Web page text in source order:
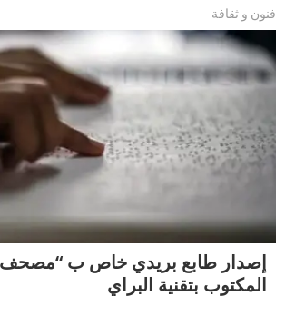
فنون و ثقافة
إصدار طابع بريدي خاص ب “مصحف
المكتوب بتقنية البراي